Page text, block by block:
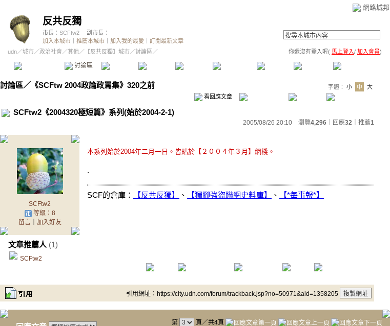
網路城邦
反共反獨
市長： SCFtw2
副市長：
加入本城市
推薦本城市 加入我的最愛
訂閱最新文章
udn／城市／政治社會 ／其他 ／ 【反共反獨】城市／討論區／ 你還沒有登入喔( 馬上登入/ 加入會員)
討論區 精華區 投票區 影像館 公告區 訪客簿 市政中心
討論區／ 《SCFtw 2004政論政罵集》320之前 字體： 小 中
大
看回應文章
SCFtw2《2004320極短篇》系列(始於2004-2-1)
2005/08/26 20:10 瀏覽4,296 ｜回應32 推薦1
SCFtw2
等級：8
留言｜ 加入好友
文章推薦人 (1)
SCFtw2
本系列始於2004年二月一日。皆貼於【２００４年３月】網棧。
.
SCF的倉庫： 【反共反獨】 、 【獨腳強盜聯網史料庫】 、 【*每事報*】
引用網址：https://city.udn.com/forum/trackback.jsp?no=50971&aid=1358205
第 頁／共4頁